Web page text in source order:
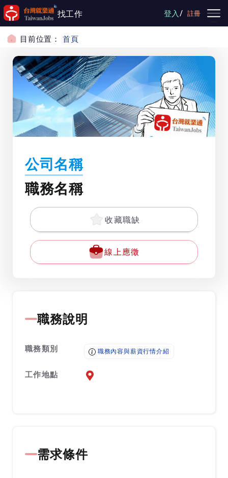
跳到主要內容
找工作 登入/ 註冊
目前位置： 首頁
公司名稱
職務名稱
收藏職缺
線上應徵
職務說明
職務類別 職務內容與薪資行情介紹
工作地點 前往查看地圖
需求條件